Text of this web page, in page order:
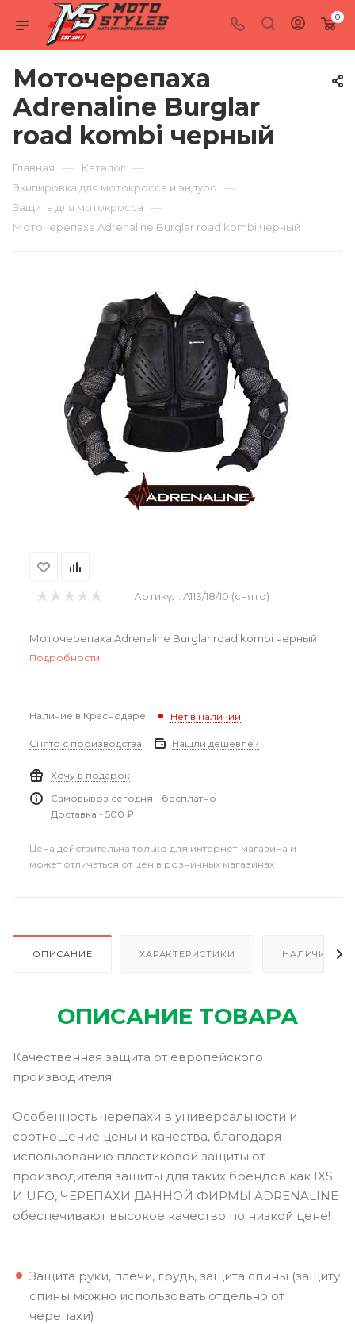
0
Моточерепаха
Adrenaline Burglar
road kombi черный
Главная — Каталог —
Экипировка для мотокросса и эндуро —
Защита для мотокросса —
Моточерепаха Adrenaline Burglar road kombi черный
Артикул: A113/18/10 (снято)
Моточерепаха Adrenaline Burglar road kombi черный
Подробности
Наличие в Краснодаре Нет в наличии
Снято с производства Нашли дешевле?
Хочу в подарок
Самовывоз сегодня - бесплатно
Доставка - 500 ₽
Цена действительна только для интернет-магазина и
может отличаться от цен в розничных магазинах
ОПИСАНИЕ ХАРАКТЕРИСТИКИ НАЛИЧИЕ В
ОПИСАНИЕ ТОВАРА
Качественная защита от европейского
производителя!
Особенность черепахи в универсальности и
соотношение цены и качества, благодаря
использованию пластиковой защиты от
производителя защиты для таких брендов как IXS
И UFO, ЧЕРЕПАХИ ДАННОЙ ФИРМЫ ADRENALINE
обеспечивают высокое качество по низкой цене!
Защита руки, плечи, грудь, защита спины (защиту
спины можно использовать отдельно от
черепахи)